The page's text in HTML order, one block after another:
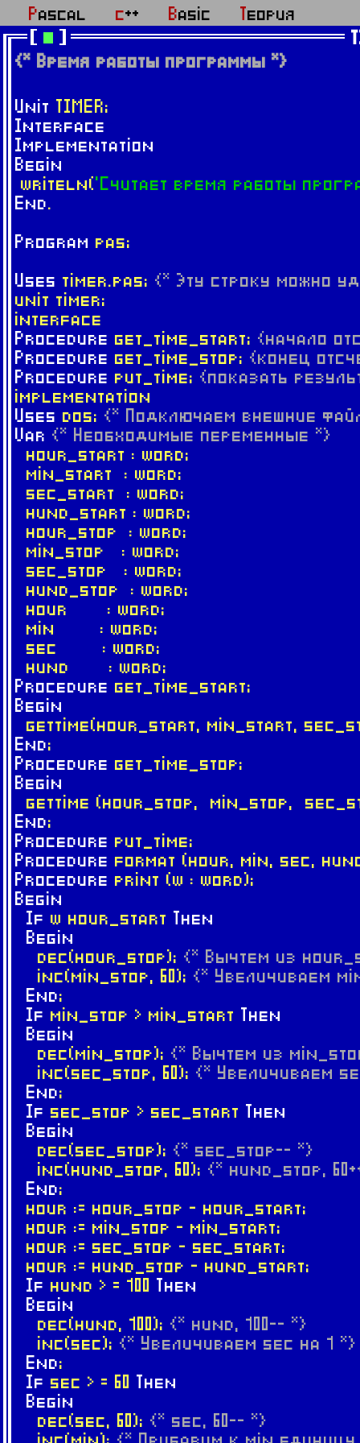
Pascal c++ Basic
Теория
{* Время работы программы *}
Unit TIMER;
Interface
Implementation
Begin
writeln('Считает время работы
End.
Program pas;
Uses timer.pas; {* Эту строку можно
unit timer;
interface
Procedure get_time_start; {начало
Procedure get_time_stop; {конец
Procedure put_time; {показать
implementation
Uses dos; {* Подключаем внешние
Var {* Необходимые переменные *}
hour_start : word;
min_start : word;
sec_start : word;
hund_start : word;
hour_stop : word;
min_stop : word;
sec_stop : word;
hund_stop : word;
hour : word;
min : word;
sec : word;
hund : word;
Procedure get_time_start;
Begin
gettime(hour_start, min_start,
End;
Procedure get_time_stop;
Begin
gettime (hour_stop, min_stop,
End;
Procedure put_time;
Procedure format (hour, min, sec,
Procedure print (w : word);
Begin
If w hour_start Then
Begin
dec(hour_stop); {* Вычтем из
inc(min_stop, 60); {* Увеличиваем
End;
If min_stop > min_start Then
Begin
dec(min_stop); {* Вычтем из
inc(sec_stop, 60); {* Увеличиваем
End;
If sec_stop > sec_start Then
Begin
dec(sec_stop); {* sec_stop-- *}
inc(hund_stop, 60); {* hund_stop,
End;
hour := hour_stop - hour_start;
hour := min_stop - min_start;
hour := sec_stop - sec_start;
hour := hund_stop - hund_start;
If hund > = 100 Then
Begin
dec(hund, 100); {* hund, 100-- *}
inc(sec); {* Увеличиваем sec на 1 *}
End;
If sec > = 60 Then
Begin
dec(sec, 60); {* sec, 60-- *}